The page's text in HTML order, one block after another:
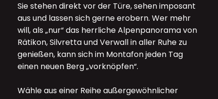
Sie stehen direkt vor der Türe, sehen imposant
aus und lassen sich gerne erobern. Wer mehr
will, als „nur“ das herrliche Alpenpanorama von
Rätikon, Silvretta und Verwall in aller Ruhe zu
genießen, kann sich im Montafon jeden Tag
einen neuen Berg „vorknöpfen“.
Wähle aus einer Reihe außergewöhnlicher